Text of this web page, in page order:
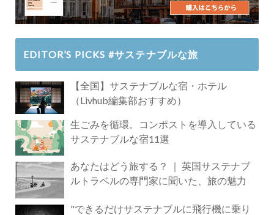
EDITOR’S PICKS #サステナブルな旅
【全国】サステナブルな宿・ホテル
（Livhub編集部おすすめ）
生ごみを循環。コンポストを導入している
サステナブルな宿11選
あなたはどう旅する？ ｜ 英国サステナブ
ルトラベルの専門家に聞いた、旅の魅力
"できるだけサステナブルに飛行機に乗り